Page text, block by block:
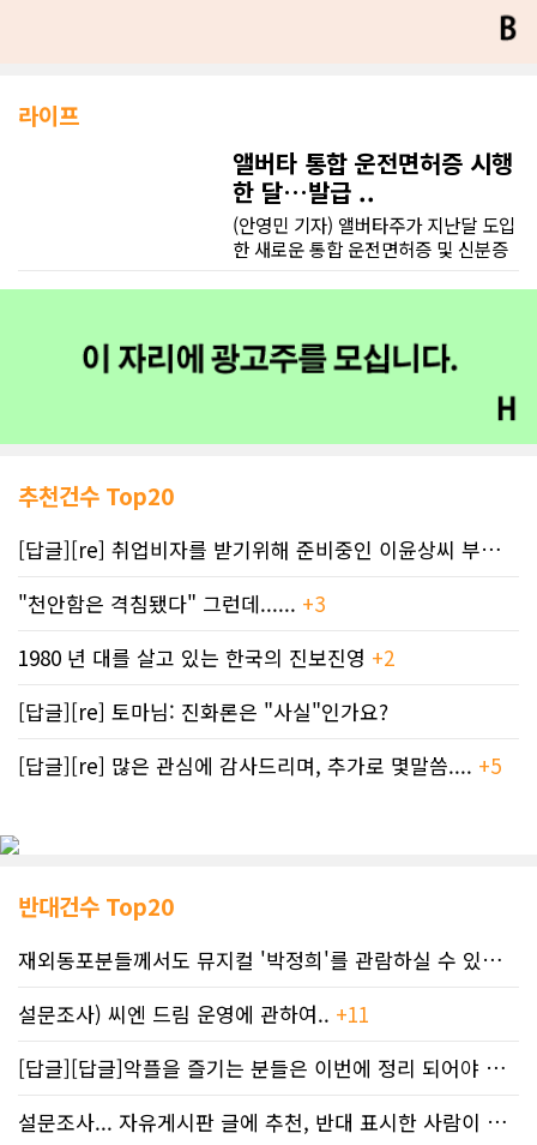
라이프
앨버타 통합 운전면허증 시행
한 달…발급 ..
(안영민 기자) 앨버타주가 지난달 도입
한 새로운 통합 운전면허증 및 신분증
있다. 시민권 정보와 건강보험 번호를
분 확인 절차가 대폭 강화되면서 등록
사무소마다 긴 대기와 민원이 이어지
고 있다.앨버타주는 지난 7월 2일부터
운전면허증과 신분증에 시민권(또는
체류 자격) 정보와 앨버타 헬스케어 번
지만, 카드 발급 절차는 이전보다 훨씬
까다로워졌다.데일 낼리 서비스앨버타
서는 시민권과 건강보험 정보를 확인
간이 길어질 수밖에 없다"며 "현재 나
하는 과정"이라고 설명했다.기존에는
운전면허증이나 신분증과 신용카드 등
보조 신분증만 제시하면 갱신이 가능
했지만, 이제는 ▲캐나다 체류 자격을
제가 발생하고 있다.그랜드프레리에
거주하는 엘리자베스 볼든은 1975년
에서 살아왔다. 그는 캐나다 국방부 출
유하고 있었지만 신분증 갱신을 위해
다.볼든은 기존 신분증과 건강카드, 출
생증명서 두 장을 모두 제출했지만 담
추천건수 Top20
[답글][re] 취업비자를 받기위해 준비중인 이윤상씨 부부께 드리는 편지
"천안함은 격침됐다" 그런데...... +3
1980 년 대를 살고 있는 한국의 진보진영 +2
[답글][re] 토마님: 진화론은 "사실"인가요?
[답글][re] 많은 관심에 감사드리며, 추가로 몇말씀.... +5
반대건수 Top20
재외동포분들께서도 뮤지컬 '박정희'를 관람하실 수 있도록 노력하겠습니..
설문조사) 씨엔 드림 운영에 관하여.. +11
[답글][답글]악플을 즐기는 분들은 이번에 정리 되어야 합니다.
설문조사... 자유게시판 글에 추천, 반대 표시한 사람이 누구인지 명단..